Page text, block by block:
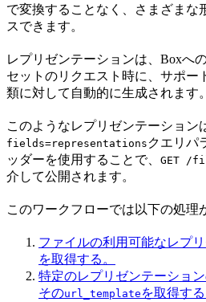
で変換することなく、さまざまな
スできます。
レプリゼンテーションは、Boxへ
セットのリクエスト時に、サポー
類に対して自動的に生成されます。
このようなレプリゼンテーション
fields=representations クエリパ
ッダーを使用することで、 GET /
介して公開されます。
このワークフローでは以下の処理
ファイルの利用可能なレプ
を取得する。
特定のレプリゼンテーショ
そのurl_template を取得する